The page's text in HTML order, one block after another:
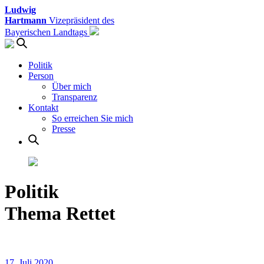
Ludwig
Hartmann Vizepräsident des
Bayerischen Landtags
Politik
Person
Über mich
Transparenz
Kontakt
So erreichen Sie mich
Presse
Politik
Thema Rettet